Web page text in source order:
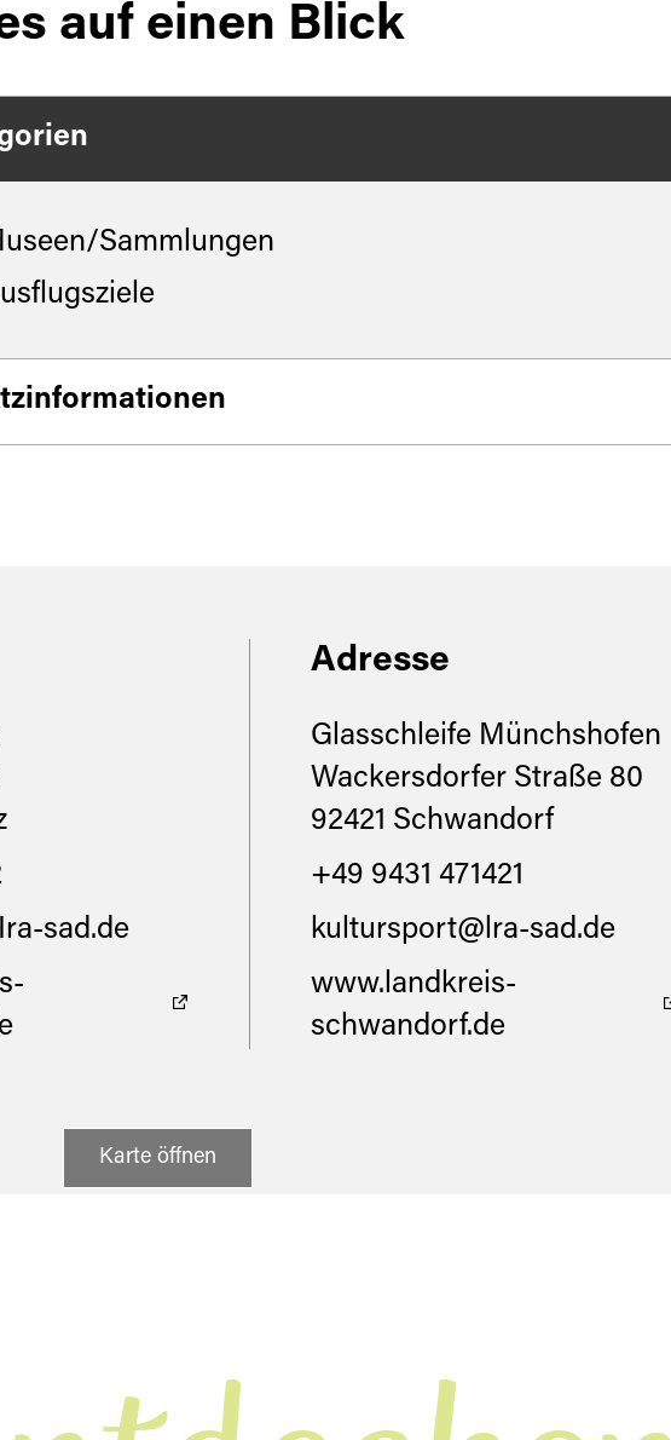
auf einen Blick
Sammlungen
sad.de
Adresse
Glasschleife Münchshofen
Wackersdorfer Straße 80
92421 Schwandorf
+49 9431 471421
kultursport@lra-sad.de
www.landkreis-
schwandorf.de
Karte öffnen